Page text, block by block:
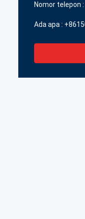
Nomor telepon :
Ada apa :